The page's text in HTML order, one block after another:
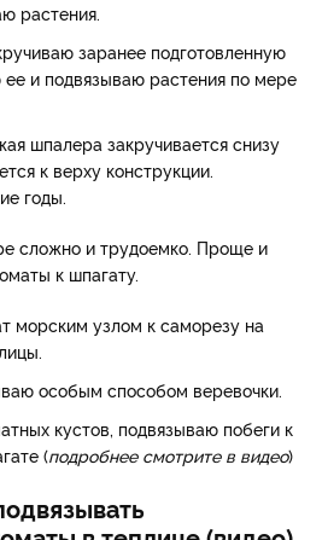
растения.
заранее подготовленную
и подвязываю растения по мере
шпалера закручивается снизу
к верху конструкции.
годы.
сложно и трудоемко. Проще и
к шпагату.
морским узлом к саморезу на
особым способом веревочки.
кустов, подвязываю побеги к
(подробнее смотрите в видео)